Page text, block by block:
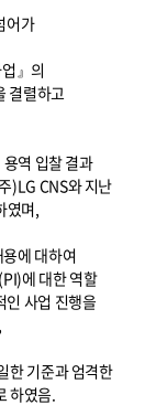
어가
』의
결렬하고
역 입찰 결과
)LG CNS와 지난
였며,
에 대하여
에 대한 역할
인 사업 진행을
한 기준과 엄격한
하였음.